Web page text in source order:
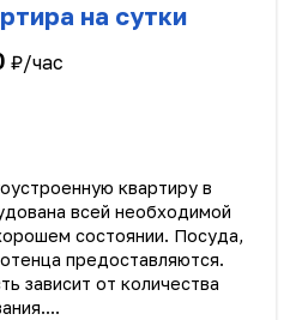
на сутки
₽/час
квартиру в
всей необходимой
состоянии. Посуда,
предоставляются.
зависит от количества